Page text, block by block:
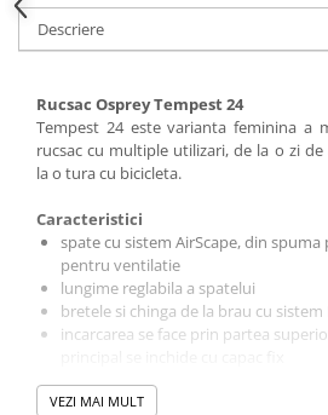
Descriere
Rucsac Osprey Tempest 24
Tempest 24 este varianta feminina a
rucsac cu multiple utilizari, de la o zi
la o tura cu bicicleta.
Caracteristici
spate cu sistem AirScape, din
pentru ventilatie
lungime reglabila a spatelui
bretele si chinga de la brau cu
incarcarea se face prin partea
chinga de la piept cu fluier pentru
clip pentru chei in interiorul rucsacului
VEZI MAI MULT